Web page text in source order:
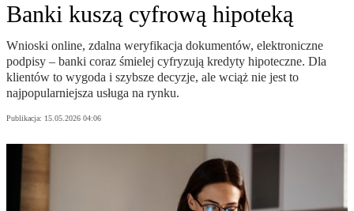
Banki kuszą cyfrową hipoteką
Wnioski online, zdalna weryfikacja dokumentów, elektroniczne
podpisy – banki coraz śmielej cyfryzują kredyty hipoteczne. Dla
klientów to wygoda i szybsze decyzje, ale wciąż nie jest to
najpopularniejsza usługa na rynku.
Publikacja: 15.05.2026 04:06